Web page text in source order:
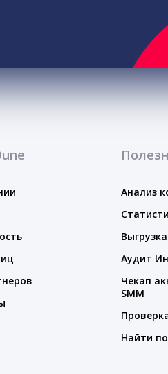
Анализ
Аудит
Чекап
SMM
Найти